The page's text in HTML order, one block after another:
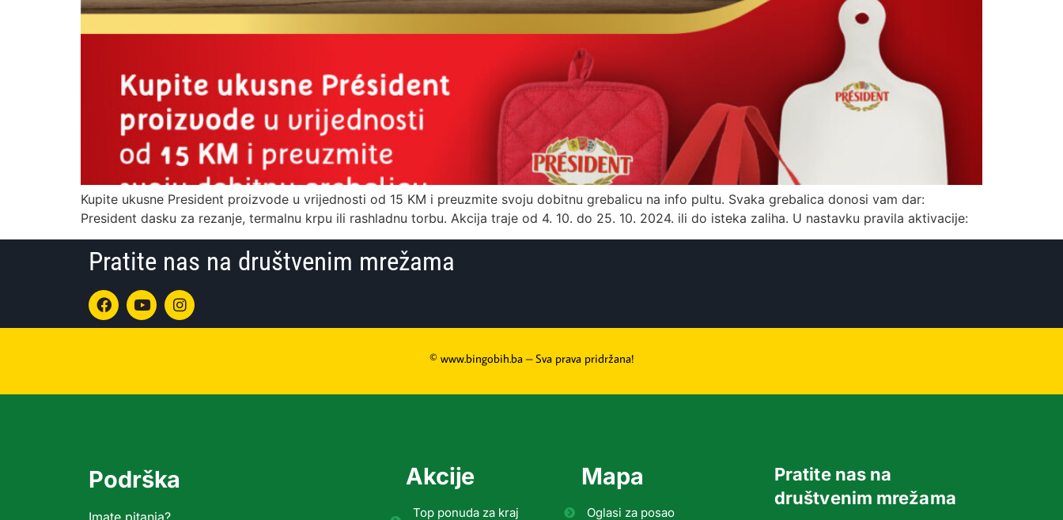
Kupite ukusne President proizvode u vrijednosti od 15 KM i preuzmite svoju dobitnu grebalicu na info pultu. Svaka grebalica donosi vam dar:
President dasku za rezanje, termalnu krpu ili rashladnu torbu. Akcija traje od 4. 10. do 25. 10. 2024. ili do isteka zaliha. U nastavku pravila aktivacije:
Pratite nas na društvenim mrežama
© www.bingobih.ba – Sva prava pridržana!
Podrška
Imate pitanja?
Akcije
Top ponuda za kraj
Mapa
Oglasi za posao
Pratite nas na
društvenim mrežama